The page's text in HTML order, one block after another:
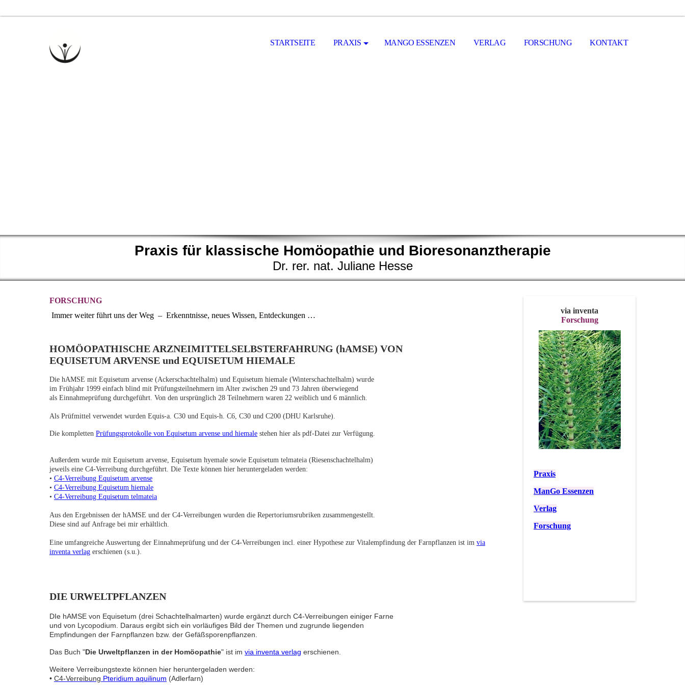
STARTSEITE PRAXIS MANGO ESSENZEN VERLAG FORSCHUNG KONTAKT
Praxis für klassische Homöopathie und Bioresonanztherapie
Dr. rer. nat. Juliane Hesse
FORSCHUNG
Immer weiter führt uns der Weg – Erkenntnisse, neues Wissen, Entdeckungen …
HOMÖOPATHISCHE ARZNEIMITTELSELBSTERFAHRUNG (hAMSE) VON
EQUISETUM ARVENSE und EQUISETUM HIEMALE
Die hAMSE mit Equisetum arvense (Ackerschachtelhalm) und Equisetum hiemale (Winterschachtelhalm) wurde
im Frühjahr 1999 einfach blind mit Prüfungsteilnehmern im Alter zwischen 29 und 73 Jahren überwiegend
als Einnahmeprüfung durchgeführt. Von den ursprünglich 28 Teilnehmern waren 22 weiblich und 6 männlich.
Als Prüfmittel verwendet wurden Equis-a. C30 und Equis-h. C6, C30 und C200 (DHU Karlsruhe).
Die kompletten Prüfungsprotokolle von Equisetum arvense und hiemale stehen hier als pdf-Datei zur Verfügung.
Außerdem wurde mit Equisetum arvense, Equisetum hyemale sowie Equisetum telmateia (Riesenschachtelhalm)
jeweils eine C4-Verreibung durchgeführt. Die Texte können hier heruntergeladen werden:
• C4-Verreibung Equisetum arvense
• C4-Verreibung Equisetum hiemale
• C4-Verreibung Equisetum telmateia
Aus den Ergebnissen der hAMSE und der C4-Verreibungen wurden die Repertoriumsrubriken zusammengestellt.
Diese sind auf Anfrage bei mir erhältlich.
Eine umfangreiche Auswertung der Einnahmeprüfung und der C4-Verreibungen incl. einer Hypothese zur Vitalempfindung der Farnpflanzen ist im via
inventa verlag erschienen (s.u.).
DIE URWELTPFLANZEN
DIe hAMSE von Equisetum (drei Schachtelhalmarten) wurde ergänzt durch C4-Verreibungen einiger Farne
und von Lycopodium. Daraus ergibt sich ein vorläufiges Bild der Themen und zugrunde liegenden
Empfindungen der Farnpflanzen bzw. der Gefäßsporenpflanzen.
Das Buch "Die Urweltpflanzen in der Homöopathie" ist im via inventa verlag erschienen.
Weitere Verreibungstexte können hier heruntergeladen werden:
• C4-Verreibung Pteridium aquilinum (Adlerfarn)
via inventa
Forschung
Praxis
ManGo Essenzen
Verlag
Forschung